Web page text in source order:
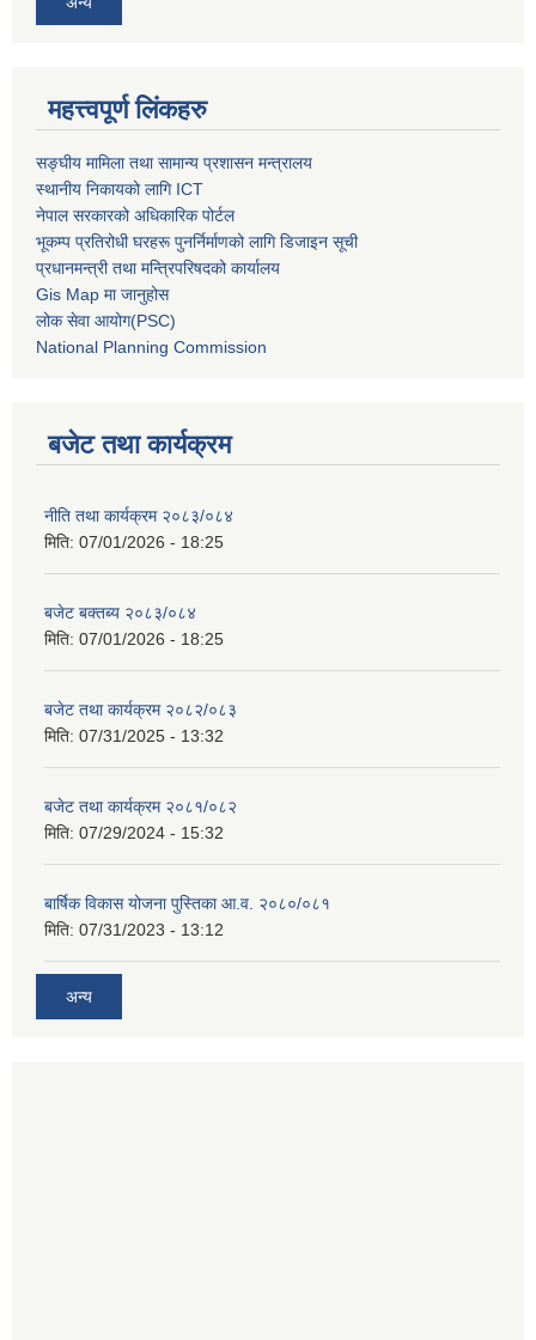
महत्त्वपूर्ण लिंकहरु
सङ्घीय मामिला तथा सामान्य प्रशासन मन्त्रालय
स्थानीय निकायको लागि ICT
नेपाल सरकारको अधिकारिक पोर्टल
भूकम्प प्रतिरोधी घरहरू पुनर्निर्माणको लागि डिजाइन सूची
प्रधानमन्त्री तथा मन्त्रिपरिषदको कार्यालय
Gis Map मा जानुहोस
लोक सेवा आयोग(PSC)
National Planning Commission
बजेट तथा कार्यक्रम
नीति तथा कार्यक्रम २०८३/०८४
मिति: 07/01/2026 - 18:25
बजेट बक्तब्य २०८३/०८४
मिति: 07/01/2026 - 18:25
बजेट तथा कार्यक्रम २०८२/०८३
मिति: 07/31/2025 - 13:32
बजेट तथा कार्यक्रम २०८१/०८२
मिति: 07/29/2024 - 15:32
बार्षिक विकास योजना पुस्तिका आ.व. २०८०/०८१
मिति: 07/31/2023 - 13:12
अन्य